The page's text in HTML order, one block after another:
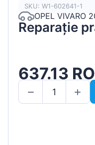
SKU: W1-602641-1
OPEL VIVARO
Reparație
637.13